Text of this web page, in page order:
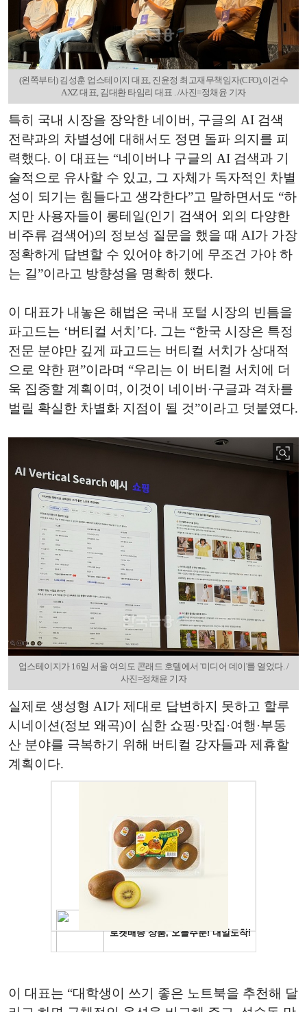
(왼쪽부터) 김성훈 업스테이지 대표, 진윤정 최고재무책임자(CFO),이건수
AXZ 대표, 김대환 타임리 대표 . /사진=정채윤 기자
특히 국내 시장을 장악한 네이버, 구글의 AI 검색
전략과의 차별성에 대해서도 정면 돌파 의지를 피
력했다. 이 대표는 “네이버나 구글의 AI 검색과 기
술적으로 유사할 수 있고, 그 자체가 독자적인 차별
성이 되기는 힘들다고 생각한다”고 말하면서도 “하
지만 사용자들이 롱테일(인기 검색어 외의 다양한
비주류 검색어)의 정보성 질문을 했을 때 AI가 가장
정확하게 답변할 수 있어야 하기에 무조건 가야 하
는 길”이라고 방향성을 명확히 했다.
이 대표가 내놓은 해법은 국내 포털 시장의 빈틈을
파고드는 ‘버티컬 서치’다. 그는 “한국 시장은 특정
전문 분야만 깊게 파고드는 버티컬 서치가 상대적
으로 약한 편”이라며 “우리는 이 버티컬 서치에 더
욱 집중할 계획이며, 이것이 네이버·구글과 격차를
벌릴 확실한 차별화 지점이 될 것”이라고 덧붙였다.
업스테이지가 16일 서울 여의도 콘래드 호텔에서 '미디어 데이'를 열었다. /
사진=정채윤 기자
실제로 생성형 AI가 제대로 답변하지 못하고 할루
시네이션(정보 왜곡)이 심한 쇼핑·맛집·여행·부동
산 분야를 극복하기 위해 버티컬 강자들과 제휴할
계획이다.
이 대표는 “대학생이 쓰기 좋은 노트북을 추천해 달